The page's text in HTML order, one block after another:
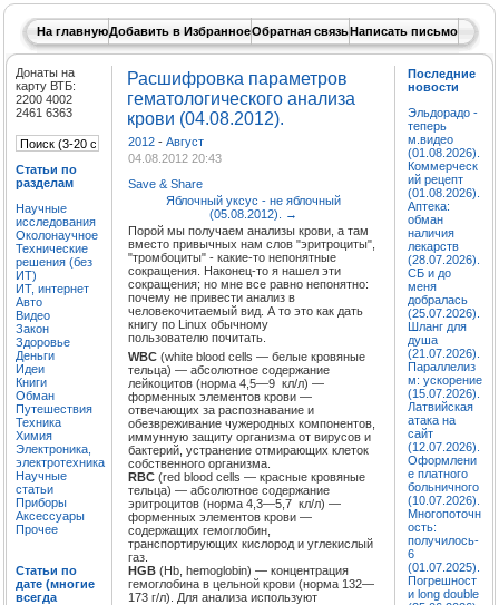
На главнуюДобавить в ИзбранноеОбратная связьНаписать письмо
Донаты на
карту ВТБ:
2200 4002
2461 6363
Статьи по
разделам
Научные
исследования
Околонаучное
Технические
решения (без
ИТ)
ИТ, интернет
Авто
Видео
Закон
Здоровье
Деньги
Идеи
Книги
Обман
Путешествия
Техника
Химия
Электроника,
электротехника
Научные
статьи
Приборы
Аксессуары
Прочее
Статьи по
дате (многие
всегда
Расшифровка параметров
гематологического анализа
крови (04.08.2012).
2012 - Август
04.08.2012 20:43
Save & Share
Яблочный уксус - не яблочный
(05.08.2012).
→
Порой мы получаем анализы крови, а там
вместо привычных нам слов "эритроциты",
"тромбоциты" - какие-то непонятные
сокращения. Наконец-то я нашел эти
сокращения; но мне все равно непонятно:
почему не привести анализ в
человекочитаемый вид. А то это как дать
книгу по Linux обычному
пользователю почитать.
WBC (white blood cells — белые кровяные
тельца) — абсолютное содержание
лейкоцитов (норма 4,5—9 кл/л) —
форменных элементов крови —
отвечающих за распознавание и
обезвреживание чужеродных компонентов,
иммунную защиту организма от вирусов и
бактерий, устранение отмирающих клеток
собственного организма.
RBC (red blood cells — красные кровяные
тельца) — абсолютное содержание
эритроцитов (норма 4,3—5,7 кл/л) —
форменных элементов крови —
содержащих гемоглобин,
транспортирующих кислород и углекислый
газ.
HGB (Hb, hemoglobin) — концентрация
гемоглобина в цельной крови (норма 132—
173 г/л). Для анализа используют
Последние
новости
Эльдорадо -
теперь
м.видео
(01.08.2026).
Коммерческ
ий рецепт
(01.08.2026).
Аптека:
обман
наличия
лекарств
(28.07.2026).
СБ и до
меня
добралась
(25.07.2026).
Шланг для
душа
(21.07.2026).
Параллелиз
м: ускорение
(15.07.2026).
Латвийская
атака на
сайт
(12.07.2026).
Оформлени
е платного
больничного
(10.07.2026).
Многопоточн
ость:
получилось-
6
(01.07.2025).
Погрешност
и long double